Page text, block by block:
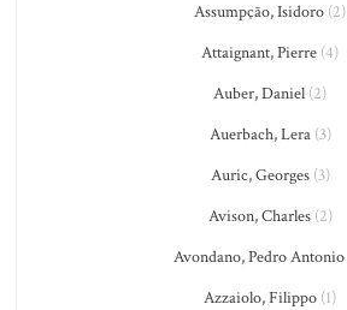
Assumpção, Isidoro (2)
Attaignant, Pierre (4)
Auber, Daniel (2)
Auerbach, Lera(3)
Auric, Georges(3)
Avison, Charles(2)
Avondano, Pedro Antonio
Azzaiolo, Filippo (1)